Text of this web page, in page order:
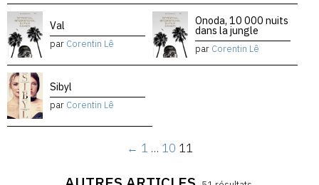
Val
par Corentin Lê
Onoda, 10 000 nuits
dans la jungle
par Corentin Lê
Sibyl
par Corentin Lê
← 1 … 10 11